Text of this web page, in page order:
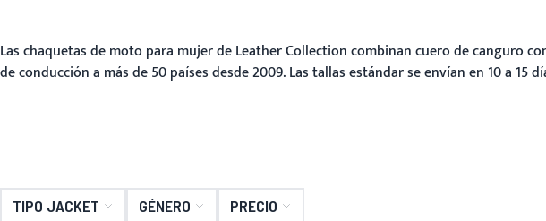
Las chaquetas de moto para mujer de Leather Collection combinan cuero de canguro
de conducción a más de 50 países desde 2009. Las tallas estándar se envían en 10 a
TIPO JACKET GÉNERO PRECIO